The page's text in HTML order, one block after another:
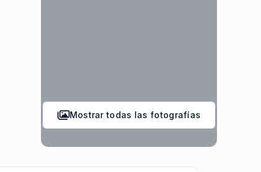
Mostrar todas las fotografías